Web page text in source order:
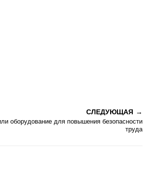
СЛЕДУЮЩАЯ
оборудование для повышения безопасности
труда